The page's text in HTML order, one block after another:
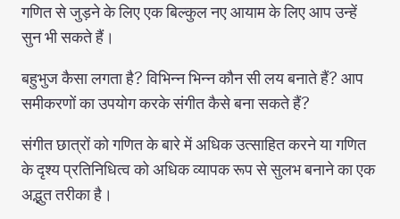
गणित से जुड़ने के लिए एक बिल्कुल नए आयाम के लिए आप उन्हें
सुन भी सकते हैं।
बहुभुज कैसा लगता है? विभिन्न भिन्न कौन सी लय बनाते हैं? आप
समीकरणों का उपयोग करके संगीत कैसे बना सकते हैं?
संगीत छात्रों को गणित के बारे में अधिक उत्साहित करने या गणित
के दृश्य प्रतिनिधित्व को अधिक व्यापक रूप से सुलभ बनाने का एक
अद्भुत तरीका है।